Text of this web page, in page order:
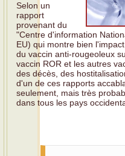
Selon un
rapport
provenant du
"Centre d'information
EU) qui montre bien
du vaccin anti-rougeoleux
vaccin ROR et les autres
des décès, des
d'un de ces rapports
seulement, mais très
dans tous les pays